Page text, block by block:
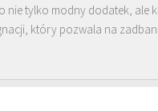
nie tylko modny dodatek, ale
który pozwala na